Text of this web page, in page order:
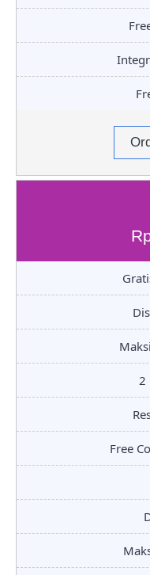
2
Free